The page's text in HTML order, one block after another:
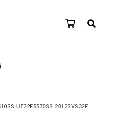
UE32F5570SS 2013SVS32F